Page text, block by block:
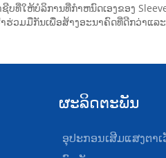
ທີ່ໃຫ້ບໍລິການທີ່ກໍາຫນົດເອງຂອງ
ວມມືກັນເພື່ອສ້າງອະນາຄົດທີ່ດີກວ່າແລ
ຜະລິດຕະພັນ
ອຸປະກອນເສີມແສງຕາເ